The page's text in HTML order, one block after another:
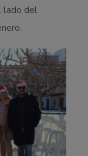
lado del